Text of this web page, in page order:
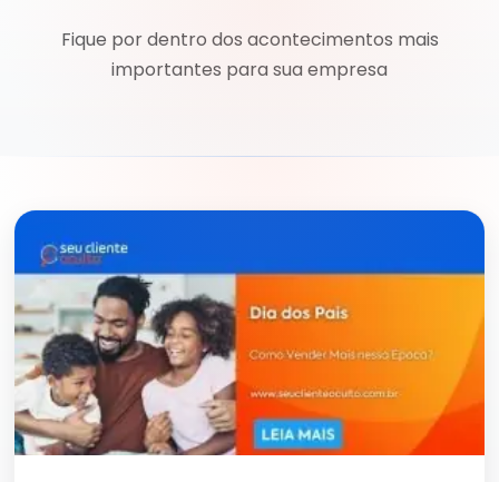
Fique por dentro dos acontecimentos mais
importantes para sua empresa